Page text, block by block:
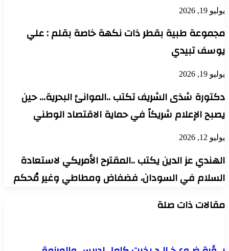
يوليو 19, 2026
مجموعة طبية بقطر ذات نكهة خاصة بقلم : علي
يوسف تبيدي
يوليو 19, 2026
دكتورة شذى الشريف تكتب ..الموانئ البحرية… حين
يصبح الإعلام شريكاً في حماية الاقتصاد الوطني
يوليو 12, 2026
الهندي عز الدين يكتب ..المقترح الأمريكي لاستعادة
السلام في السودان، فضفاض ومطاطي وغير مُحكم
مقالات ذات صلة